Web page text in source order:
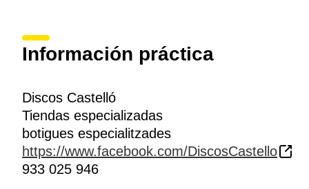
Información práctica
Discos Castelló
Tiendas especializadas
botigues especialitzades
https://www.facebook.com/DiscosCastello
933 025 946